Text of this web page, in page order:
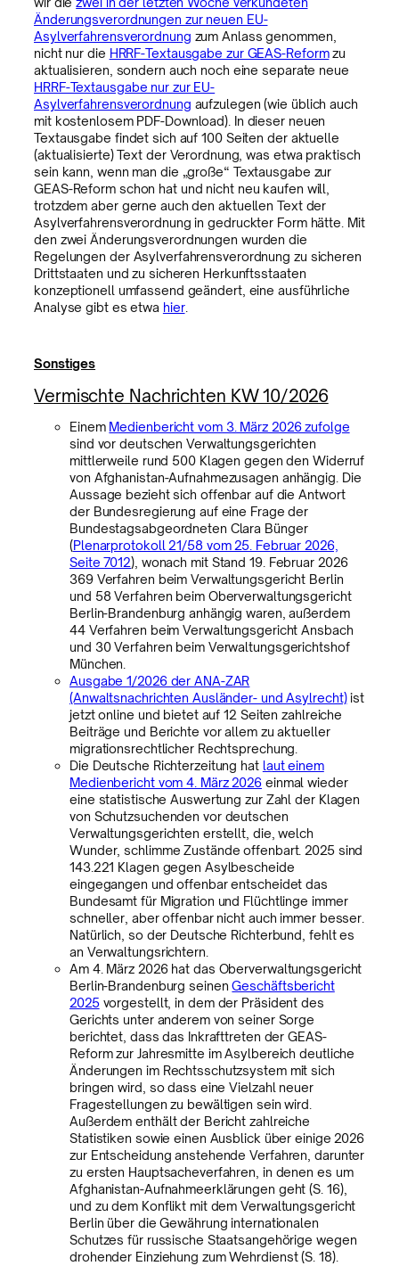
Änderungsverordnungen zur neuen EU-
Asylverfahrensverordnung zum Anlass genommen,
nicht nur die HRRF-Textausgabe zur GEAS-Reformzu
aktualisieren, sondern auch noch eine separate neue
HRRF-Textausgabe nur zur EU-
Asylverfahrensverordnung aufzulegen (wie üblich auch
mit kostenlosem PDF-Download). In dieser neuen
Textausgabe findet sich auf 100 Seiten der aktuelle
(aktualisierte) Text der Verordnung, was etwa praktisch
sein kann, wenn man die „große“ Textausgabe zur
GEAS-Reform schon hat und nicht neu kaufen will,
trotzdem aber gerne auch den aktuellen Text der
Asylverfahrensverordnung in gedruckter Form hätte. Mit
den zwei Änderungsverordnungen wurden die
Regelungen der Asylverfahrensverordnung zu sicheren
Drittstaaten und zu sicheren Herkunftsstaaten
konzeptionell umfassend geändert, eine ausführliche
Analyse gibt es etwa hier.
Sonstiges
Vermischte Nachrichten KW 10/2026
Einem Medienbericht vom 3. März 2026 zufolge
sind vor deutschen Verwaltungsgerichten
mittlerweile rund 500 Klagen gegen den Widerruf
von Afghanistan-Aufnahmezusagen anhängig. Die
Aussage bezieht sich offenbar auf die Antwort
der Bundesregierung auf eine Frage der
Bundestagsabgeordneten Clara Bünger
(Plenarprotokoll 21/58 vom 25. Februar 2026,
Seite 7012), wonach mit Stand 19. Februar 2026
369 Verfahren beim Verwaltungsgericht Berlin
und 58 Verfahren beim Oberverwaltungsgericht
Berlin-Brandenburg anhängig waren, außerdem
44 Verfahren beim Verwaltungsgericht Ansbach
und 30 Verfahren beim Verwaltungsgerichtshof
München.
Ausgabe 1/2026 der ANA-ZAR
(Anwaltsnachrichten Ausländer- und Asylrecht)ist
jetzt online und bietet auf 12 Seiten zahlreiche
Beiträge und Berichte vor allem zu aktueller
migrationsrechtlicher Rechtsprechung.
Die Deutsche Richterzeitung hat laut einem
Medienbericht vom 4. März 2026 einmal wieder
eine statistische Auswertung zur Zahl der Klagen
von Schutzsuchenden vor deutschen
Verwaltungsgerichten erstellt, die, welch
Wunder, schlimme Zustände offenbart. 2025 sind
143.221 Klagen gegen Asylbescheide
eingegangen und offenbar entscheidet das
Bundesamt für Migration und Flüchtlinge immer
schneller, aber offenbar nicht auch immer besser.
Natürlich, so der Deutsche Richterbund, fehlt es
an Verwaltungsrichtern.
Am 4. März 2026 hat das Oberverwaltungsgericht
Berlin-Brandenburg seinenGeschäftsbericht
2025vorgestellt, in dem der Präsident des
Gerichts unter anderem von seiner Sorge
berichtet, dass das Inkrafttreten der GEAS-
Reform zur Jahresmitte im Asylbereich deutliche
Änderungen im Rechtsschutzsystem mit sich
bringen wird, so dass eine Vielzahl neuer
Fragestellungen zu bewältigen sein wird.
Außerdem enthält der Bericht zahlreiche
Statistiken sowie einen Ausblick über einige 2026
zur Entscheidung anstehende Verfahren, darunter
zu ersten Hauptsacheverfahren, in denen es um
Afghanistan-Aufnahmeerklärungen geht (S. 16),
und zu dem Konflikt mit dem Verwaltungsgericht
Berlin über die Gewährung internationalen
Schutzes für russische Staatsangehörige wegen
drohender Einziehung zum Wehrdienst (S. 18).